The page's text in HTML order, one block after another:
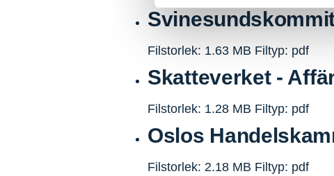
Filstorlek: 1.63 MB Filtyp: pdf
Skatteverket -
Filstorlek: 1.28 MB Filtyp: pdf
Oslos
Filstorlek: 2.18 MB Filtyp: pdf